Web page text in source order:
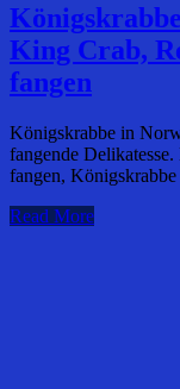
King Crab,
fangen
Königskrabbe in
fangende
fangen,
Read More